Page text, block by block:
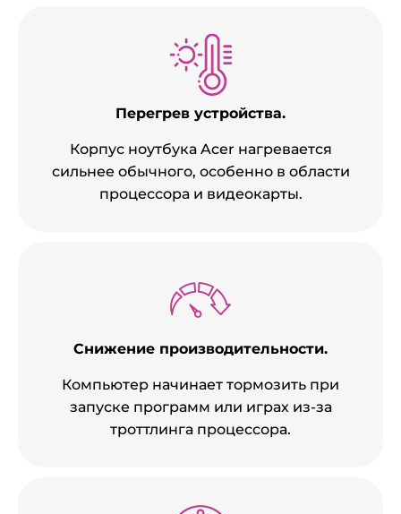
Перегрев устройства.
Корпус ноутбука Acer нагревается
сильнее обычного, особенно в области
процессора и видеокарты.
Снижение производительности.
Компьютер начинает тормозить при
запуске программ или играх из-за
троттлинга процессора.